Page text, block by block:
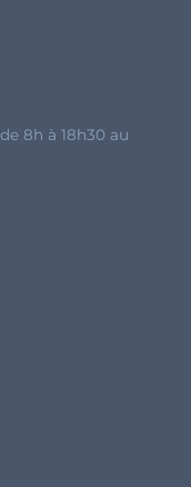
8h à 18h30 au